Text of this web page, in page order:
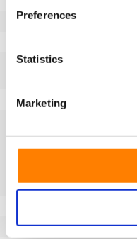
Preferences
Statistics
Marketing
Długość piasty (mm)
Bieżnik
Twardość bieżnika
Temperatura